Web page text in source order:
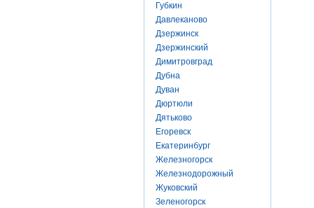
Губкин
Давлеканово
Дзержинск
Дзержинский
Димитровград
Дубна
Дуван
Дюртюли
Дятьково
Егоревск
Екатеринбург
Железногорск
Железнодорожный
Жуковский
Зеленогорск